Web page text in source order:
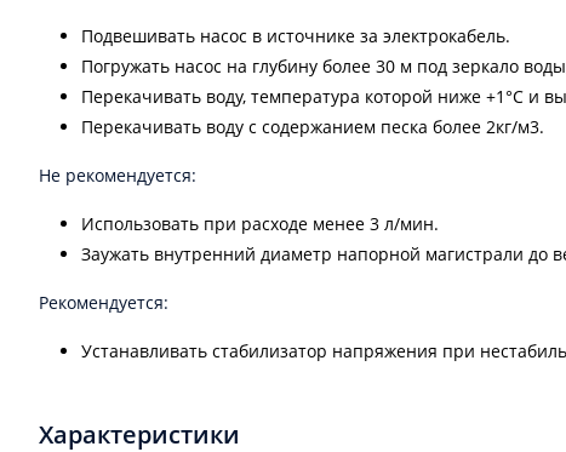
Подвешивать насос в источнике за электрокабель.
Погружать насос на глубину более 30 м под зеркало
Перекачивать воду, температура которой ниже +1°С и
Перекачивать воду с содержанием песка более 2кг/м3.
Не рекомендуется:
Использовать при расходе менее 3 л/мин.
Заужать внутренний диаметр напорной магистрали до
Рекомендуется:
Устанавливать стабилизатор напряжения при
Характеристики